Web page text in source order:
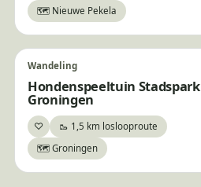
🗺️ Nieuwe Pekela
Wandeling
Hondenspeeltuin Stadspark
Groningen
♡Bewaar🥾 1,5 km loslooproute
🗺️ Groningen